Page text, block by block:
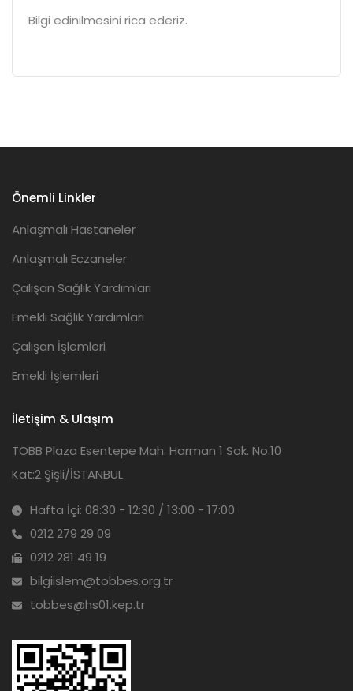
Bilgi edinilmesini rica ederiz.
Önemli Linkler
Anlaşmalı Hastaneler
Anlaşmalı Eczaneler
Çalışan Sağlık Yardımları
Emekli Sağlık Yardımları
Çalışan İşlemleri
Emekli İşlemleri
İletişim & Ulaşım
TOBB Plaza Esentepe Mah. Harman 1 Sok. No:10
Kat:2 Şişli/İSTANBUL
Hafta İçi: 08:30 - 12:30 / 13:00 - 17:00
0212 279 29 09
0212 281 49 19
bilgiislem@tobbes.org.tr
tobbes@hs01.kep.tr